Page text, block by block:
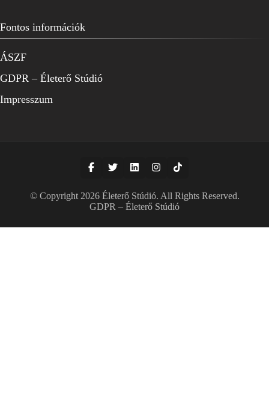
Fontos információk
ÁSZF
GDPR – Életerő Stúdió
Impresszum
© Copyright 2026 Életerő Stúdió. All Rights Reserved.
GDPR – Életerő Stúdió